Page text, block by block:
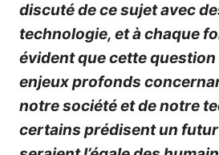
discuté de ce sujet avec
technologie, et à chaque
évident que cette question
enjeux profonds
notre société et de notre
certains prédisent un futur